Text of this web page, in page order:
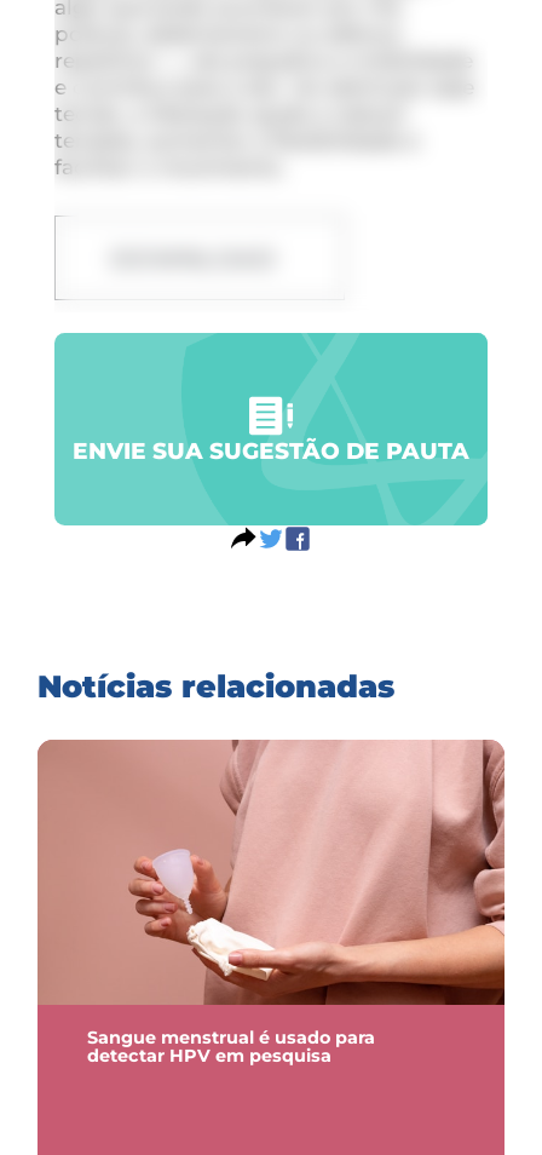
algo que pode acontecer por má
postura, sedentarismo ou esforço
repetitivo —, ela prejudica a mobilidade
e contribui para a dor. Ao estimular esse
tecido, a liberação ajuda a reduzir
tensões, aumentar a flexibilidade e
facilitar o movimento.
ENVIE SUA SUGESTÃO DE PAUTA
Notícias relacionadas
Sangue menstrual é usado para
detectar HPV em pesquisa